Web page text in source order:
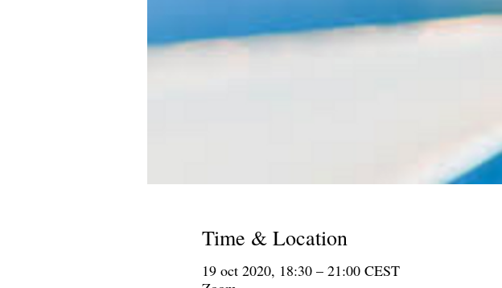
Time & Location
19 oct 2020, 18:30 – 21:00 CEST